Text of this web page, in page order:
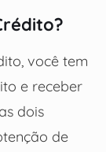
você tem
e receber
dois
de